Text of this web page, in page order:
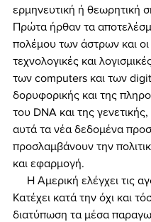
ερμηνευτική ή θεωρητική
Πρώτα ήρθαν τα
πολέμου των άστρων και οι
τεχνολογικές και
των computers και των
δορυφορικής και της
του DNA και της
αυτά τα νέα δεδομένα
προσλαμβάνουν την
και εφαρμογή.
Κατέχει κατά την όχι και
διατύπωση τα μέσα